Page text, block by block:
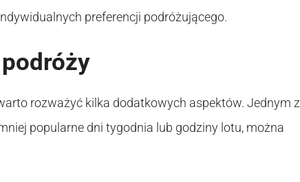
preferencji podróżującego.
rozważyć kilka dodatkowych aspektów. Jednym z
popularne dni tygodnia lub godziny lotu, można